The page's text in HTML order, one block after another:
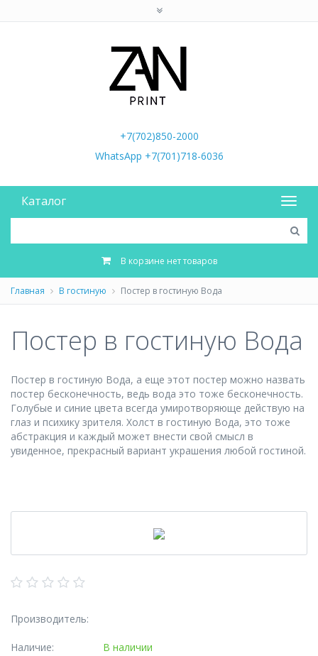
+7(702)850-2000
WhatsApp +7(701)718-6036
Каталог
В корзине нет товаров
Главная В гостиную Постер в гостиную Вода
Постер в гостиную Вода
Постер в гостиную Вода, а еще этот постер можно назвать
постер бесконечность, ведь вода это тоже бесконечность.
Голубые и синие цвета всегда умиротворяюще действую на
глаз и психику зрителя. Холст в гостиную Вода, это тоже
абстракция и каждый может внести свой смысл в
увиденное, прекрасный вариант украшения любой гостиной.
Производитель:
Наличие: В наличии